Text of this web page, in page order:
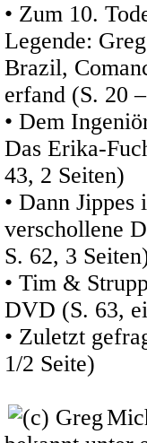
• Zum 10.
Legende:
Brazil,
erfand (S. 20
• Dem
Das Erika-
43, 2 Seiten)
• Dann
verschollene
S. 62, 3
• Tim &
DVD (S. 63,
• Zuletzt
1/2 Seite)